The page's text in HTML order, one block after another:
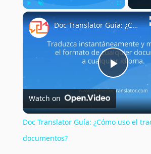
Play Unmute Fullscreen
Play
Doc Translator Guía: ¿Cómo uso el traductor de documentos?
Watch on
Doc Translator Guía: ¿Cómo uso el
documentos?